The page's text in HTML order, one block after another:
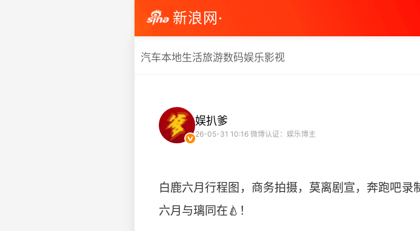
新浪网·
汽车本地生活旅游数码娱乐影视
娱扒爹
26-05-31 10:16 微博认证：娱乐博主
白鹿六月行程图，商务拍摄，莫离剧宣，奔跑吧
六月与璃同在🍐！ ​